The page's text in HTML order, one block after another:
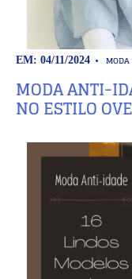
EM: 04/11/2024 MODA
MODA ANTI-
NO ESTILO